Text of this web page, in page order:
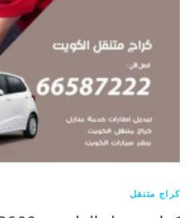
كراج متنقل